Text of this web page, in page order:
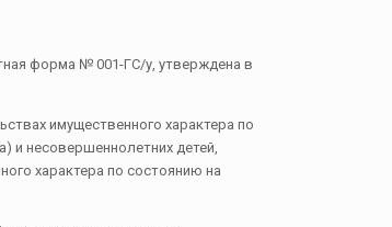
форма № 001-ГС/у, утверждена в
имущественного характера по
и несовершеннолетних детей,
характера по состоянию на